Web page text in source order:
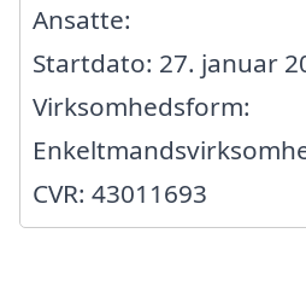
Ansatte:
Startdato: 27. januar
Virksomhedsform:
CVR: 43011693